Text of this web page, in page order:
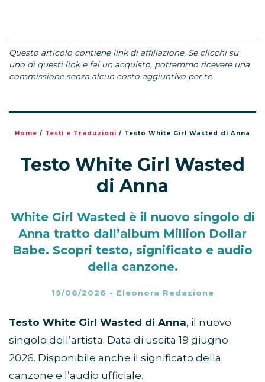
Questo articolo contiene link di affiliazione. Se clicchi su
uno di questi link e fai un acquisto, potremmo ricevere una
commissione senza alcun costo aggiuntivo per te.
Home / Testi e Traduzioni / Testo White Girl Wasted di Anna
Testo White Girl Wasted
di Anna
White Girl Wasted è il nuovo singolo di
Anna tratto dall’album Million Dollar
Babe. Scopri testo, significato e audio
della canzone.
19/06/2026 - Eleonora Redazione
Testo White Girl Wasted di Anna, il nuovo
singolo dell’artista. Data di uscita 19 giugno
2026. Disponibile anche il significato della
canzone e l’audio ufficiale.